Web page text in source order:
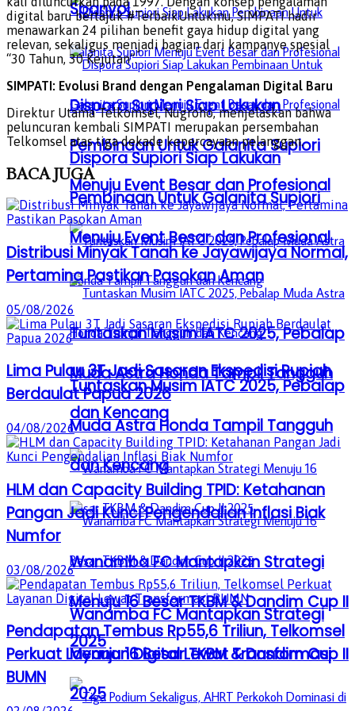
Dispora Supiori Siap Lakukan
Pembinaan Untuk Galanita Supiori
Menuju Event Besar dan Profesional
Tuntaskan Musim IATC 2025, Pebalap
Muda Astra Honda Tampil Tangguh
dan Kencang
Wanamba FC Mantapkan Strategi
Menuju 16 Besar TKBM & Dandim Cup II
2025
Spanyol
Dispora Supiori Siap Lakukan
Pembinaan Untuk Galanita Supiori
Menuju Event Besar dan Profesional
Tuntaskan Musim IATC 2025, Pebalap
Muda Astra Honda Tampil Tangguh
dan Kencang
Wanamba FC Mantapkan Strategi
Menuju 16 Besar TKBM & Dandim Cup II
2025
digital baru bertajuk #TerbaikUntukmu, SIMPATI hadir
menawarkan 24 pilihan benefit gaya hidup digital yang
relevan, sekaligus menjadi bagian dari kampanye spesial
“30 Tahun, 30 Kejutan”.
SIMPATI: Evolusi Brand dengan Pengalaman Digital Baru
Direktur Utama Telkomsel, Nugroho, menjelaskan bahwa
peluncuran kembali SIMPATI merupakan persembahan
Telkomsel atas tiga dekade kepercayaan pelanggan.
BACAJUGA
Distribusi Minyak Tanah ke Jayawijaya Normal,
Pertamina Pastikan Pasokan Aman
05/08/2026
Lima Pulau 3T Jadi Sasaran Ekspedisi Rupiah
Berdaulat Papua 2026
04/08/2026
HLM dan Capacity Building TPID: Ketahanan
Pangan Jadi Kunci Pengendalian Inflasi Biak
Numfor
03/08/2026
Pendapatan Tembus Rp55,6 Triliun, Telkomsel
Perkuat Layanan Digital Lewat Transformasi
BUMN